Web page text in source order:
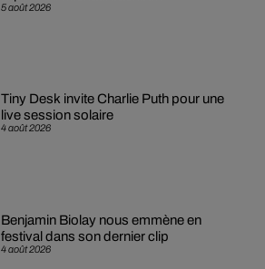
5 août 2026
4 août 2026
Tiny Desk invite Charlie Puth pour une
live session solaire
4 août 2026
Benjamin Biolay nous emmène en
festival dans son dernier clip